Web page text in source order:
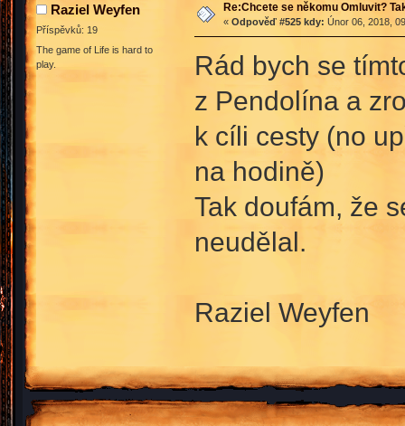
Raziel Weyfen
Příspěvků: 19
The game of Life is hard to
play.
Re:Chcete se někomu Omluvit?
« Odpověď #525 kdy: Únor 06, 2018,
Rád bych se
z Pendolína a
k cíli cesty (no
na hodině)
Tak doufám, že
neudělal.
Raziel Weyfen